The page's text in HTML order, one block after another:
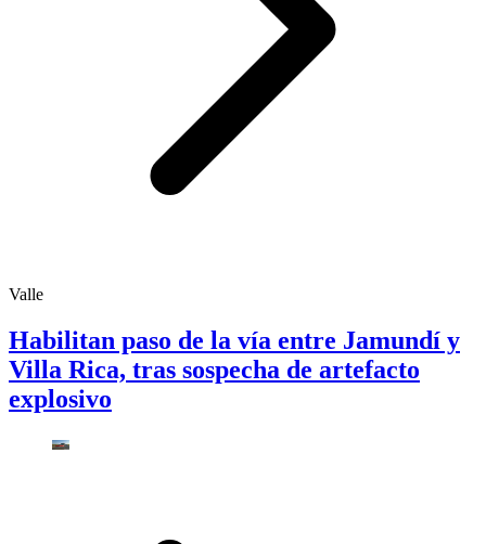
Valle
Habilitan paso de la vía entre Jamundí y
Villa Rica, tras sospecha de artefacto
explosivo